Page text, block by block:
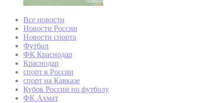
Все новости
Новости России
Новости спорта
Футбол
ФК Краснодар
Краснодар
спорт в России
спорт на Кавказе
Кубок России по футболу
ФК Ахмат